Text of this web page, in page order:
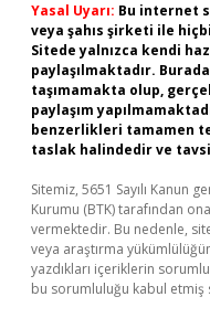
Yasal Uyarı: Bu internet
veya şahıs şirketi ile
Sitede yalnızca kendi
paylaşılmaktadır.
taşımamakta olup,
paylaşım
benzerlikleri tamamen
taslak halindedir ve
Sitemiz, 5651 Sayılı Kanun
Kurumu (BTK) tarafından
vermektedir. Bu nedenle,
veya araştırma
yazdıkları içeriklerin
bu sorumluluğu kabul etmiş